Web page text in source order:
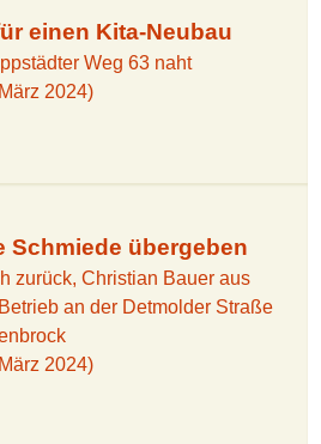
einen Kita-Neubau
Weg 63 naht
2024)
Schmiede übergeben
zurück, Christian Bauer aus
an der Detmolder Straße
2024)